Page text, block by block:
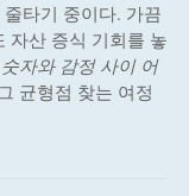
타기 중이다. 가끔
자산 증식 기회를 놓
자와 감정 사이 어
균형점 찾는 여정